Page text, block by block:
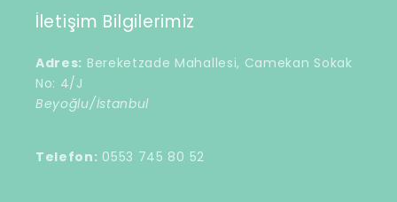
İletişim Bilgilerimiz
Adres: Bereketzade Mahallesi, Camekan Sokak
No: 4/J
Beyoğlu/İstanbul
Telefon: 0553 745 80 52